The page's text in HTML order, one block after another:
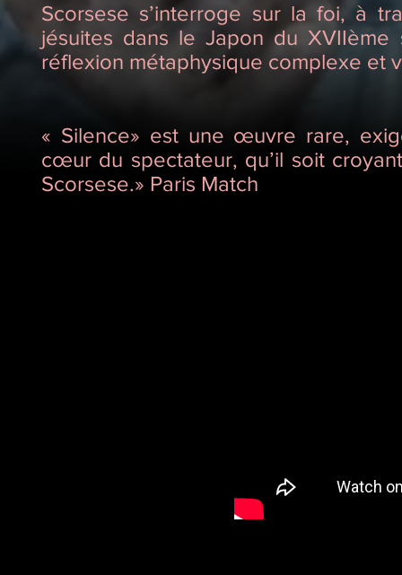
Scorsese s’interroge sur la foi, à
jésuites dans le Japon du XVIIème
réflexion métaphysique complexe et
« Silence» est une œuvre rare,
cœur du spectateur, qu’il soit
Scorsese.» Paris Match